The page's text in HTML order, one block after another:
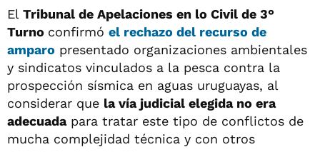
El Tribunal de Apelaciones en lo Civil de 3°
Turno confirmó el rechazo del recurso de
amparo presentado organizaciones ambientales
y sindicatos vinculados a la pesca contra la
prospección sísmica en aguas uruguayas, al
considerar que la vía judicial elegida no era
adecuadapara tratar este tipo de conflictos de
mucha complejidad técnica y con otros